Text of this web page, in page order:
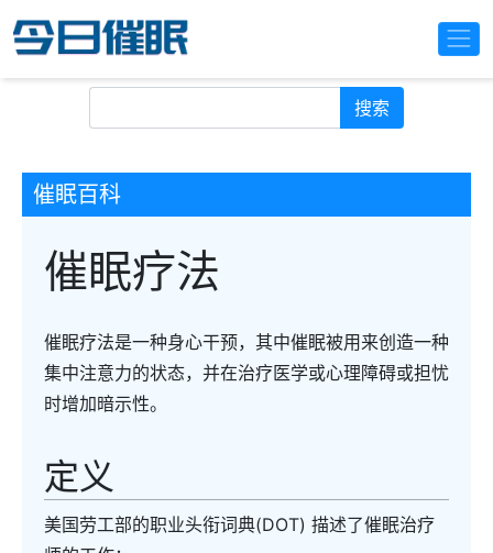
搜索
催眠百科
催眠疗法
催眠疗法是一种身心干预，其中催眠被用来创造一种
集中注意力的状态，并在治疗医学或心理障碍或担忧
时增加暗示性。
定义
美国劳工部的职业头衔词典(DOT) 描述了催眠治疗